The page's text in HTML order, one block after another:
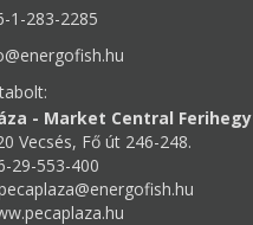
1-283-2285
- Market Central Ferihegy
Vecsés, Fő út 246-248.
29-553-400